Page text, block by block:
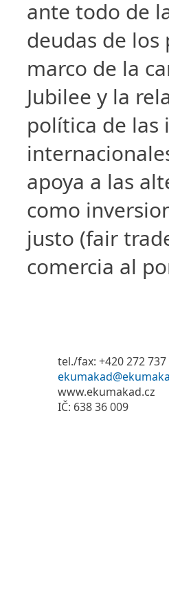
ante todo de
deudas de los
marco de la
Jubilee y la
política de las
apoya a las
como
justo (fair
comercia al
tel./fax: +420 272 737
www.ekumakad.cz
IČ: 638 36 009